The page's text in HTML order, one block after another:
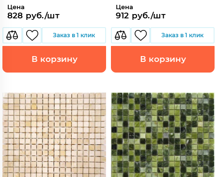
Цена
828 руб./шт
Заказ в 1 клик
В корзину
Цена
912 руб./шт
Заказ в 1 клик
В корзину